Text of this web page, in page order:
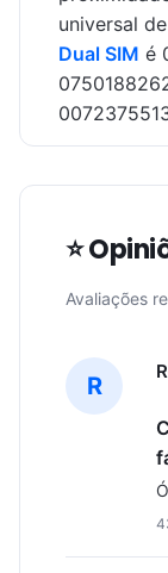
universal
Dual SIM é
⭐
Avaliações
R